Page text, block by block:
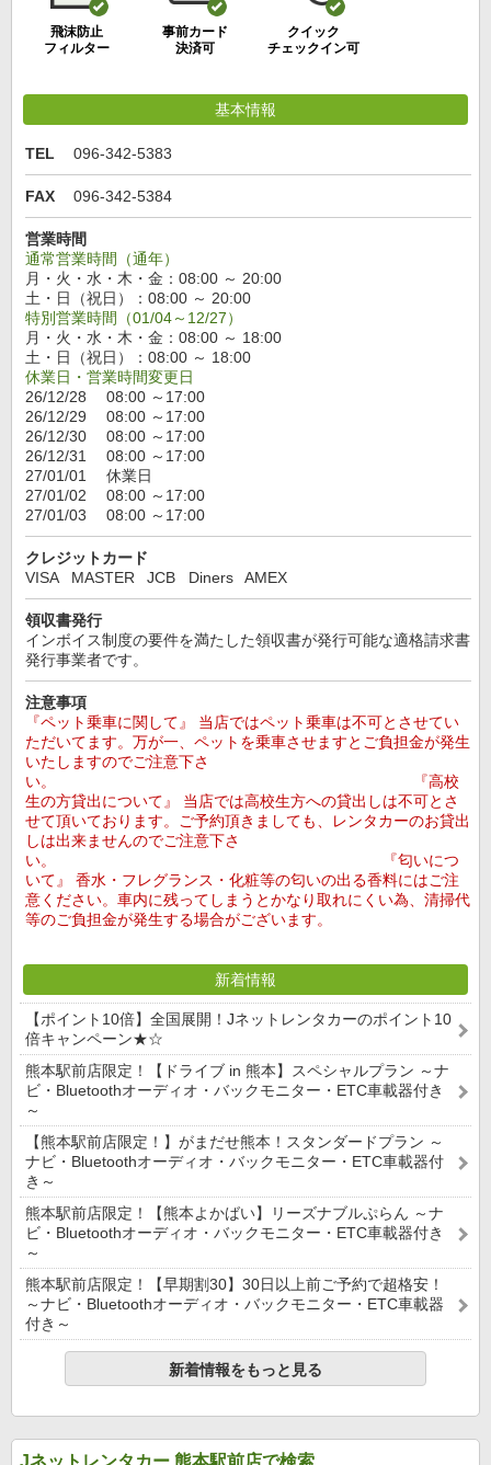
飛沫防止
フィルター
事前カード
決済可
クイック
チェックイン可
基本情報
TEL 096-342-5383
FAX 096-342-5384
営業時間
通常営業時間（通年）
月・火・水・木・金：08:00 ～ 20:00
土・日（祝日）：08:00 ～ 20:00
特別営業時間（01/04～12/27）
月・火・水・木・金：08:00 ～ 18:00
土・日（祝日）：08:00 ～ 18:00
休業日・営業時間変更日
26/12/28 08:00 ～17:00
26/12/29 08:00 ～17:00
26/12/30 08:00 ～17:00
26/12/31 08:00 ～17:00
27/01/01 休業日
27/01/02 08:00 ～17:00
27/01/03 08:00 ～17:00
クレジットカード
VISA
MASTER JCB Diners AMEX
領収書発行
インボイス制度の要件を満たした領収書が発行可能な適格請求書
発行事業者です。
注意事項
『ペット乗車に関して』 当店ではペット乗車は不可とさせてい
ただいてます。万が一、ペットを乗車させますとご負担金が発生
いたしますのでご注意下さ
い。 『高校
生の方貸出について』 当店では高校生方への貸出しは不可とさ
せて頂いております。ご予約頂きましても、レンタカーのお貸出
しは出来ませんのでご注意下さ
い。 『匂いにつ
いて』 香水・フレグランス・化粧等の匂いの出る香料にはご注
意ください。車内に残ってしまうとかなり取れにくい為、清掃代
等のご負担金が発生する場合がございます。
新着情報
【ポイント10倍】全国展開！Jネットレンタカーのポイント10
倍キャンペーン★☆
熊本駅前店限定！【ドライブ in 熊本】スペシャルプラン ～ナ
ビ・Bluetoothオーディオ・バックモニター・ETC車載器付き
～
【熊本駅前店限定！】がまだせ熊本！スタンダードプラン ～
ナビ・Bluetoothオーディオ・バックモニター・ETC車載器付
き～
熊本駅前店限定！【熊本よかばい】リーズナブルぷらん ～ナ
ビ・Bluetoothオーディオ・バックモニター・ETC車載器付き
～
熊本駅前店限定！【早期割30】30日以上前ご予約で超格安！
～ナビ・Bluetoothオーディオ・バックモニター・ETC車載器
付き～
新着情報をもっと見る
Jネットレンタカー 熊本駅前店で検索